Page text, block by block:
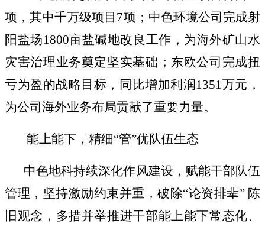
项，其中千万级项目 7项 ；中色环境公司 完成射
阳盐场1800亩盐碱地改良工作，为海外矿山水
灾害治理业务奠定坚实基础 ； 东欧公司完成扭
亏为盈的战略目标，同比增加利润1351 万元 ，
为公司海外业务布局贡献了重要力量。
能上能下，精细“管”优队伍生态
中色地科持续深化作风建设， 赋能干部队伍
管理 ， 坚持激励约束并重，破除“论资排辈” 陈
旧观念， 多措并举推进干部能上能下常态化、